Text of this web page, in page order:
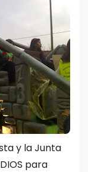
y la Junta
para